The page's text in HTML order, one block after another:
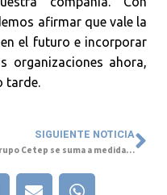
afirmar que vale la
el futuro e incorporar
organizaciones ahora,
tarde.
SIGUIENTE NOTICIA
Grupo Cetep se suma a medidas de contingencia para resguardar la salud de las personas